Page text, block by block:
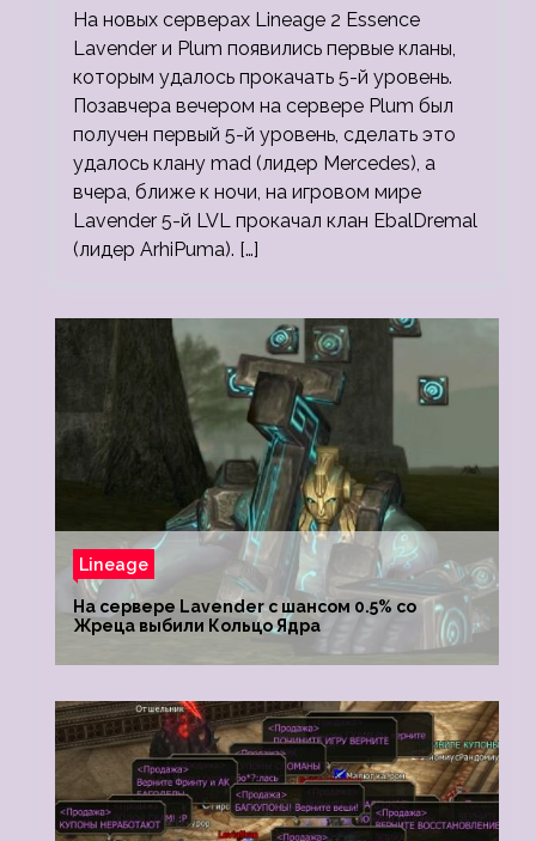
На новых серверах Lineage 2 Essence
Lavender и Plum появились первые кланы,
которым удалось прокачать 5-й уровень.
Позавчера вечером на сервере Plum был
получен первый 5-й уровень, сделать это
удалось клану mad (лидер Mercedes), а
вчера, ближе к ночи, на игровом мире
Lavender 5-й LVL прокачал клан EbalDremal
(лидер ArhiPuma). […]
Lineage
На сервере Lavender с шансом 0.5% со
Жреца выбили Кольцо Ядра